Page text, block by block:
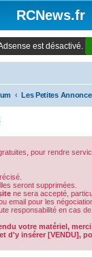
RCNews.fr
est désactivé.
pour rendre
seront supprimées.
ne sera accepté,
email pour les
responsabilité en cas de
votre matériel,
d'y insérer [VENDU],